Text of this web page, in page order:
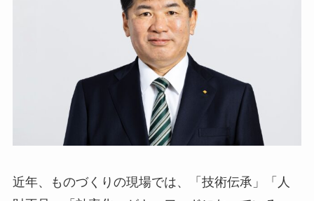
近年、ものづくりの現場では、「技術伝承」「人